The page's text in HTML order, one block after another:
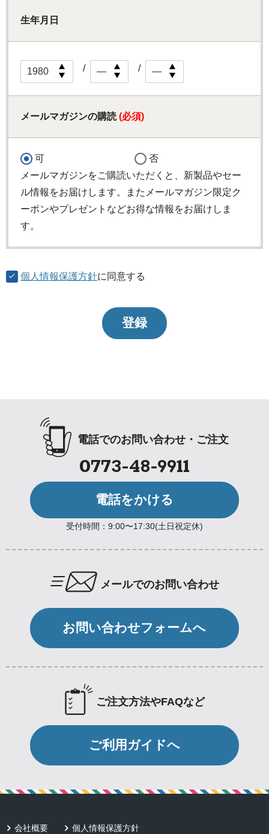
生年月日
メールマガジンの購読(必須)
可
否
メールマガジンをご購読いただくと、新製品やセー
ル情報をお届けします。またメールマガジン限定ク
ーポンやプレゼントなどお得な情報をお届けしま
す。
個人情報保護方針に同意する
登録
電話でのお問い合わせ・ご注文
0773-48-9911
電話をかける
受付時間：9:00〜17:30(土日祝定休)
メールでのお問い合わせ
お問い合わせフォームへ
ご注文方法やFAQなど
ご利用ガイドへ
会社概要 個人情報保護方針